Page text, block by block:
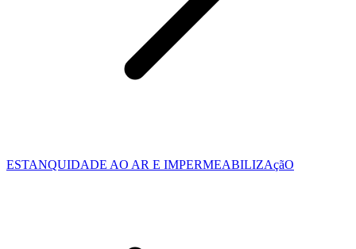
ESTANQUIDADE AO AR E IMPERMEABILIZAçãO